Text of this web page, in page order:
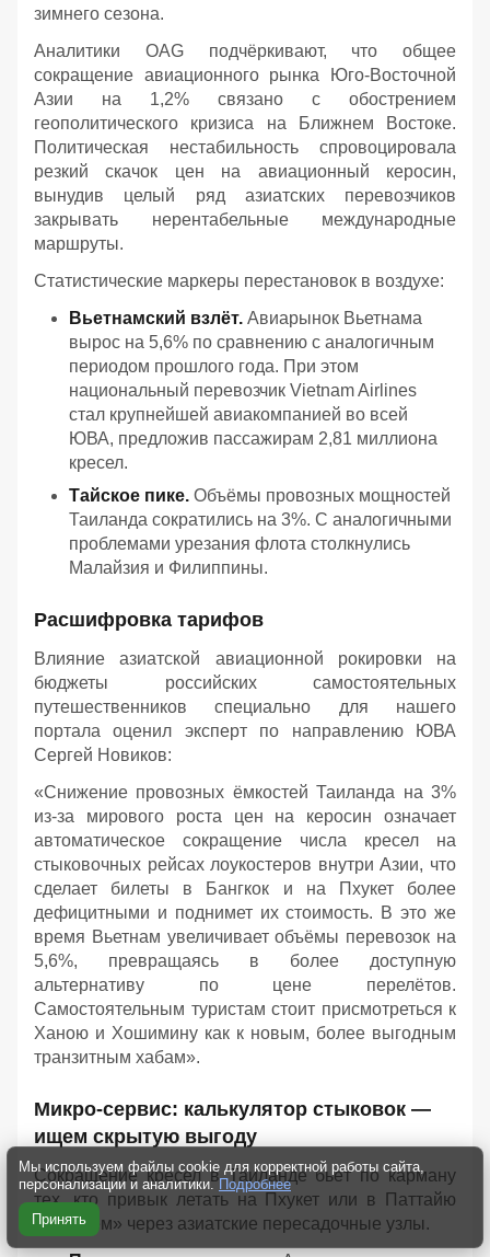
зимнего сезона.
Аналитики OAG подчёркивают, что общее
сокращение авиационного рынка Юго-Восточной
Азии на 1,2% связано с обострением
геополитического кризиса на Ближнем Востоке.
Политическая нестабильность спровоцировала
резкий скачок цен на авиационный керосин,
вынудив целый ряд азиатских перевозчиков
закрывать нерентабельные международные
маршруты.
Статистические маркеры перестановок в воздухе:
Вьетнамский взлёт. Авиарынок Вьетнама
вырос на 5,6% по сравнению с аналогичным
периодом прошлого года. При этом
национальный перевозчик Vietnam Airlines
стал крупнейшей авиакомпанией во всей
ЮВА, предложив пассажирам 2,81 миллиона
кресел.
Тайское пике. Объёмы провозных мощностей
Таиланда сократились на 3%. С аналогичными
проблемами урезания флота столкнулись
Малайзия и Филиппины.
Расшифровка тарифов
Влияние азиатской авиационной рокировки на
бюджеты российских самостоятельных
путешественников специально для нашего
портала оценил эксперт по направлению ЮВА
Сергей Новиков:
«Снижение провозных ёмкостей Таиланда на 3%
из-за мирового роста цен на керосин означает
автоматическое сокращение числа кресел на
стыковочных рейсах лоукостеров внутри Азии, что
сделает билеты в Бангкок и на Пхукет более
дефицитными и поднимет их стоимость. В это же
время Вьетнам увеличивает объёмы перевозок на
5,6%, превращаясь в более доступную
альтернативу по цене перелётов.
Самостоятельным туристам стоит присмотреться к
Ханою и Хошимину как к новым, более выгодным
транзитным хабам».
Микро-сервис: калькулятор стыковок —
ищем скрытую выгоду
Сокращение кресел в Таиланде бьёт по карману
тех, кто привык летать на Пхукет или в Паттайю
«дикарем» через азиатские пересадочные узлы.
Мы используем файлы cookie для корректной работы сайта,
персонализации и аналитики. Подробнее
Принять